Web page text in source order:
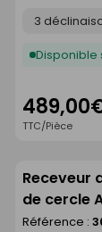
Disponible
TTC/Pièce
Receveur
de cercle
- 90x90cm
Référence :